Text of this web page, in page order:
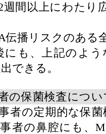
週間以上にわたり
伝播リスクのある
にも、上記のよ
できる。
の保菌検査につい
者の定期的な保
者の鼻腔にも、